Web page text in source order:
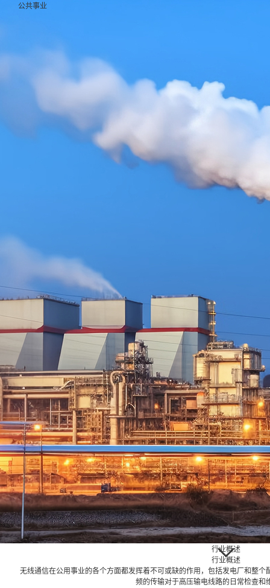
模拟产品
融合通信
执法记录仪
运营商
工商业
机场
交通物流
下载中心
产品中心公共事业
行业概述
行业概述
无线通信在公用事业的各个方面都发挥着不可或缺的作用，包括发电厂和整
频的传输对于高压输电线路的日常检查和